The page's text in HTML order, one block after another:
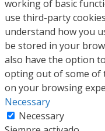
working of basic
use third-party
understand how you
be stored in your
also have the option
opting out of some of
on your browsing
Necessary
Necessary